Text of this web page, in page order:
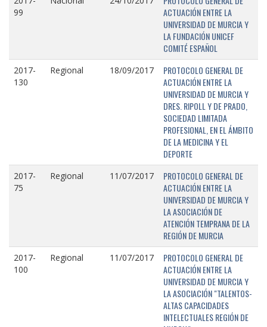
99
ACTUACIÓN ENTRE LA
UNIVERSIDAD DE MURCIA Y
LA FUNDACIÓN UNICEF
COMITÉ ESPAÑOL
2017-
130
Regional 18/09/2017
PROTOCOLO GENERAL DE
ACTUACIÓN ENTRE LA
UNIVERSIDAD DE MURCIA Y
DRES. RIPOLL Y DE PRADO,
SOCIEDAD LIMITADA
PROFESIONAL, EN EL ÁMBITO
DE LA MEDICINA Y EL
DEPORTE
2017-
75
Regional 11/07/2017
PROTOCOLO GENERAL DE
ACTUACIÓN ENTRE LA
UNIVERSIDAD DE MURCIA Y
LA ASOCIACIÓN DE
ATENCIÓN TEMPRANA DE LA
REGIÓN DE MURCIA
2017-
100
Regional 11/07/2017
PROTOCOLO GENERAL DE
ACTUACIÓN ENTRE LA
UNIVERSIDAD DE MURCIA Y
LA ASOCIACIÓN "TALENTOS-
ALTAS CAPACIDADES
INTELECTUALES REGIÓN DE